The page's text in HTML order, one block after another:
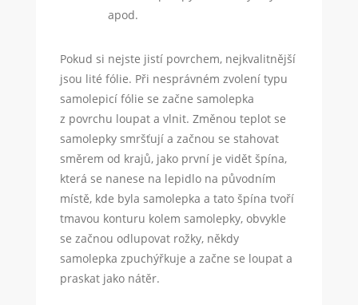
apod.
Pokud si nejste jistí povrchem, nejkvalitnější
jsou lité fólie. Při nesprávném zvolení typu
samolepicí fólie se začne samolepka
z povrchu loupat a vlnit. Změnou teplot se
samolepky smršťují a začnou se stahovat
směrem od krajů, jako první je vidět špína,
která se nanese na lepidlo na původním
místě, kde byla samolepka a tato špína tvoří
tmavou konturu kolem samolepky, obvykle
se začnou odlupovat rožky, někdy
samolepka zpuchýřkuje a začne se loupat a
praskat jako nátěr.